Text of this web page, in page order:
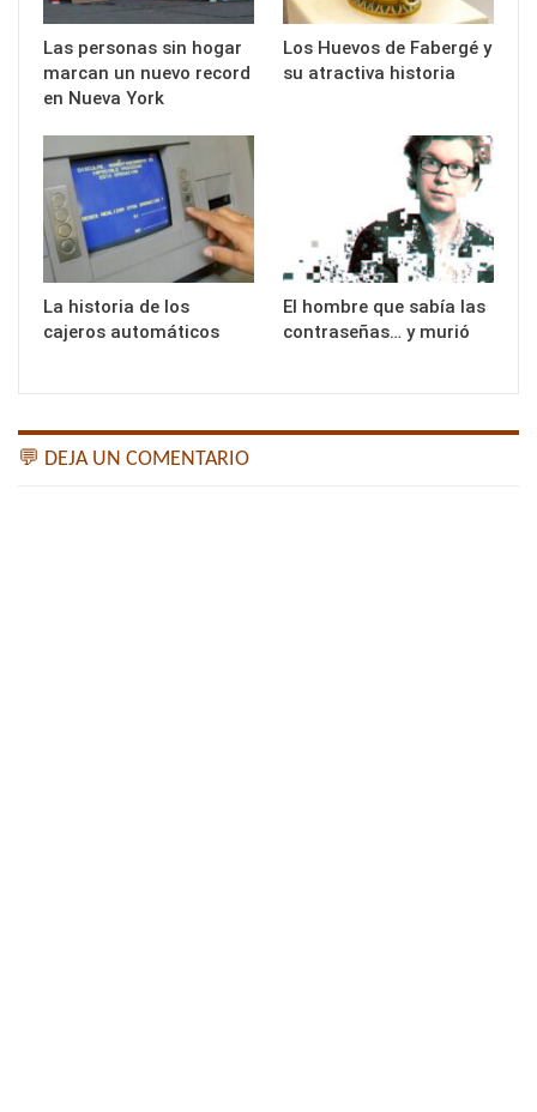
Las personas sin hogar
marcan un nuevo record
en Nueva York
Los Huevos de Fabergé y
su atractiva historia
La historia de los
cajeros automáticos
El hombre que sabía las
contraseñas… y murió
💬 DEJA UN COMENTARIO